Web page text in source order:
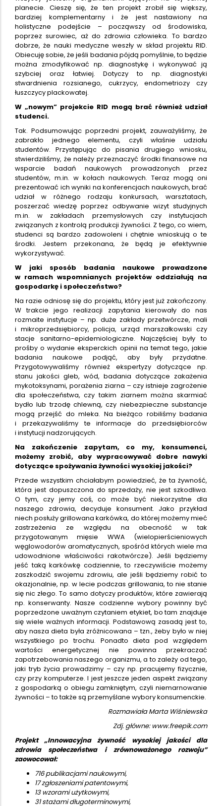
planecie. Cieszę się, że ten projekt zrobił się większy,
bardziej komplementarny i że jest nastawiony na
holistyczne podejście – począwszy od środowiska,
poprzez surowiec, aż do zdrowia człowieka. To bardzo
dobrze, że nauki medyczne weszły w skład projektu RID.
Obiecuję sobie, że jeśli badania pójdą pomyślnie, to będzie
można zmodyfikować np. diagnostykę i wykonywać ją
szybciej oraz łatwiej. Dotyczy to np. diagnostyki
stwardnienia rozsianego, cukrzycy, endometriozy czy
łuszczycy plackowatej.
W „nowym” projekcie RID mogą brać również udział
studenci.
Tak. Podsumowując poprzedni projekt, zauważyliśmy, że
zabrakło jednego elementu, czyli właśnie udziału
studentów. Przystępując do pisania drugiego wniosku,
stwierdziliśmy, że należy przeznaczyć środki finansowe na
wsparcie badań naukowych prowadzonych przez
studentów, m.in. w kołach naukowych. Teraz mogą oni
prezentować ich wyniki na konferencjach naukowych, brać
udział w różnego rodzaju konkursach, warsztatach,
poszerzać wiedzę poprzez odbywanie wizyt studyjnych
m.in. w zakładach przemysłowych czy instytucjach
związanych z kontrolą produkcji żywności. Z tego, co wiem,
studenci są bardzo zadowoleni i chętnie wnioskują o te
środki. Jestem przekonana, że będą je efektywnie
wykorzystywać.
W jaki sposób badania naukowe prowadzone
w ramach wspomnianych projektów oddziałują na
gospodarkę i społeczeństwo?
Na razie odniosę się do projektu, który jest już zakończony.
W trakcie jego realizacji zapytania kierowały do nas
rozmaite instytucje – np. duże zakłady przetwórcze, mali
i mikroprzedsiębiorcy, policja, urząd marszałkowski czy
stacje sanitarno-epidemiologiczne. Najczęściej były to
prośby o wydanie eksperckich opinii na temat tego, jakie
badania naukowe podjąć, aby były przydatne.
Przygotowywaliśmy również ekspertyzy dotyczące np.
stanu jakości gleb, wód, badania dotyczące zakażenia
mykotoksynami, porażenia ziarna – czy istnieje zagrożenie
dla społeczeństwa, czy takim ziarnem można skarmiać
bydło lub trzodę chlewną, czy niebezpieczne substancje
mogą przejść do mleka. Na bieżąco robiliśmy badania
i przekazywaliśmy te informacje do przedsiębiorców
i instytucji nadzorujących.
Na zakończenie zapytam, co my, konsumenci,
możemy zrobić, aby wypracowywać dobre nawyki
dotyczące spożywania żywności wysokiej jakości?
Przede wszystkim chciałabym powiedzieć, że ta żywność,
która jest dopuszczona do sprzedaży, nie jest szkodliwa.
O tym, czy jemy coś, co może być niekorzystne dla
naszego zdrowia, decyduje konsument. Jako przykład
niech posłuży grillowana karkówka, do której możemy mieć
zastrzeżenia ze względu na obecność w tak
przygotowanym mięsie WWA (wielopierścieniowych
węglowodorów aromatycznych, spośród których wiele ma
udowodnione właściwości rakotwórcze). Jeśli będziemy
jeść taką karkówkę codziennie, to rzeczywiście możemy
zaszkodzić swojemu zdrowiu, ale jeśli będziemy robić to
okazjonalnie, np. w lecie podczas grillowania, to nie stanie
się nic złego. To samo dotyczy produktów, które zawierają
np. konserwanty. Nasze codzienne wybory powinny być
poprzedzone uważnym czytaniem etykiet, bo tam znajduje
się wiele ważnych informacji. Podstawową zasadą jest to,
aby nasza dieta była zróżnicowana – tzn., żeby było w niej
wszystkiego po trochu. Ponadto dieta pod względem
wartości energetycznej nie powinna przekraczać
zapotrzebowania naszego organizmu, a to zależy od tego,
jaki tryb życia prowadzimy – czy np. pracujemy fizycznie,
czy przy komputerze. I jest jeszcze jeden aspekt związany
z gospodarką o obiegu zamkniętym, czyli niemarnowanie
żywności – to także są przemyślane wybory konsumenckie.
Rozmawiała Marta Wiśniewska
Zdj. główne: www.freepik.com
Projekt „Innowacyjna żywność wysokiej jakości dla
zdrowia społeczeństwa i zrównoważonego rozwoju”
zaowocował:
716 publikacjami naukowymi,
17 zgłoszeniami patentowymi,
13 wzorami użytkowymi,
31 stażami długoterminowymi,